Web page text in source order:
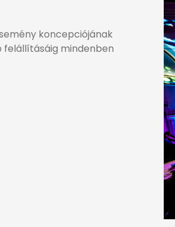
koncepciójának
mindenben